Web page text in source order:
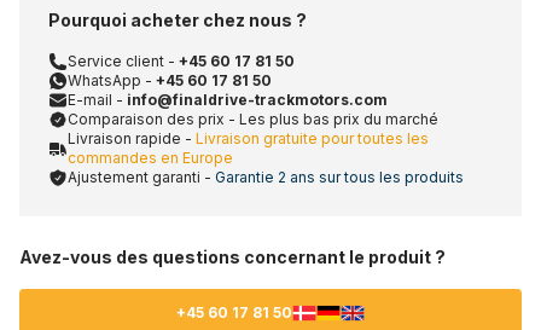
Pourquoi acheter chez nous ?
Service client - +45 60 17 81 50
WhatsApp - +45 60 17 81 50
E-mail - info@finaldrive-trackmotors.com
Comparaison des prix - Les plus bas prix du marché
Livraison rapide - Livraison gratuite pour toutes les
commandes en Europe
Ajustement garanti - Garantie 2 ans sur tous les produits
Avez-vous des questions concernant le produit ?
+45 60 17 81 50